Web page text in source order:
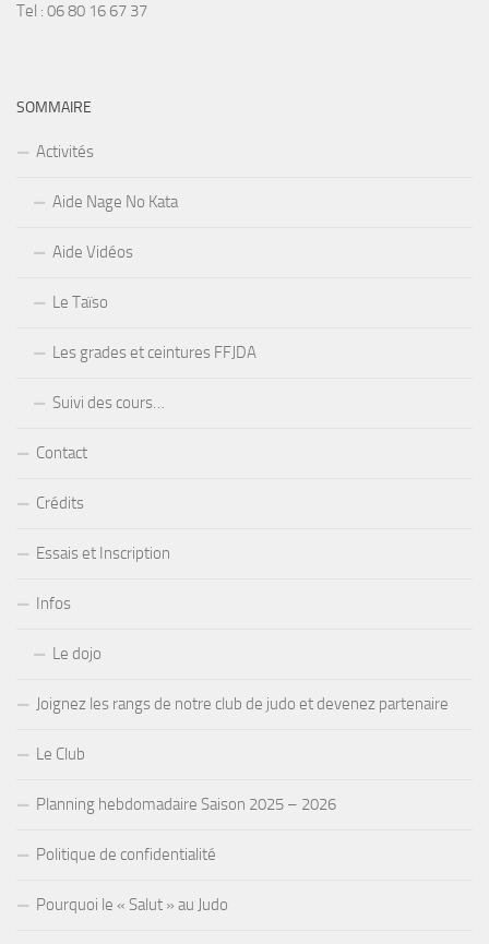
Tel : 06 80 16 67 37
SOMMAIRE
Activités
Aide Nage No Kata
Aide Vidéos
Le Taïso
Les grades et ceintures FFJDA
Suivi des cours…
Contact
Crédits
Essais et Inscription
Infos
Le dojo
Joignez les rangs de notre club de judo et devenez partenaire
Le Club
Planning hebdomadaire Saison 2025 – 2026
Politique de confidentialité
Pourquoi le « Salut » au Judo